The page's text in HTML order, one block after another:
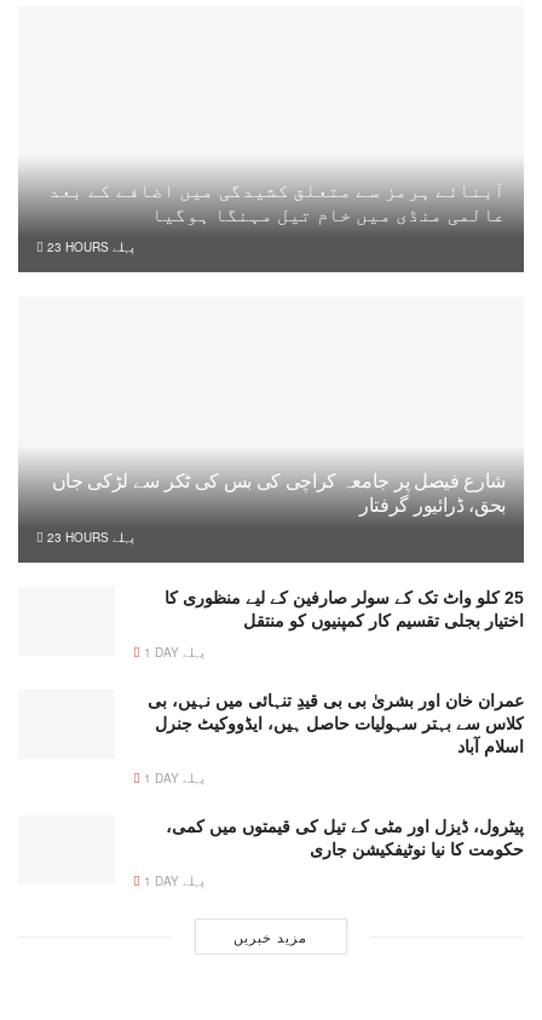
آبنائے ہرمز سے متعلق کشیدگی میں اضافے کے بعد
عالمی منڈی میں خام تیل مہنگا ہوگیا
23 HOURS پہلے
شارع فیصل پر جامعہ کراچی کی بس کی ٹکر سے لڑکی جاں
بحق، ڈرائیور گرفتار
23 HOURS پہلے
25 کلو واٹ تک کے سولر صارفین کے لیے منظوری کا
اختیار بجلی تقسیم کار کمپنیوں کو منتقل
1 DAY پہلے
عمران خان اور بشریٰ بی بی قیدِ تنہائی میں نہیں، بی
کلاس سے بہتر سہولیات حاصل ہیں، ایڈووکیٹ جنرل
اسلام آباد
1 DAY پہلے
پیٹرول، ڈیزل اور مٹی کے تیل کی قیمتوں میں کمی،
حکومت کا نیا نوٹیفکیشن جاری
1 DAY پہلے
مزید خبریں